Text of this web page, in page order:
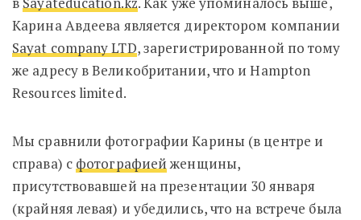
Карина Авдеева является директором компании
Sayat company LTD, зарегистрированной по тому
же адресу в Великобритании, что и Hampton
Resources limited.
Мы сравнили фотографии Карины (в центре и
справа) с фотографиейженщины,
присутствовавшей на презентации 30 января
(крайняя левая) и убедились, что на встрече была